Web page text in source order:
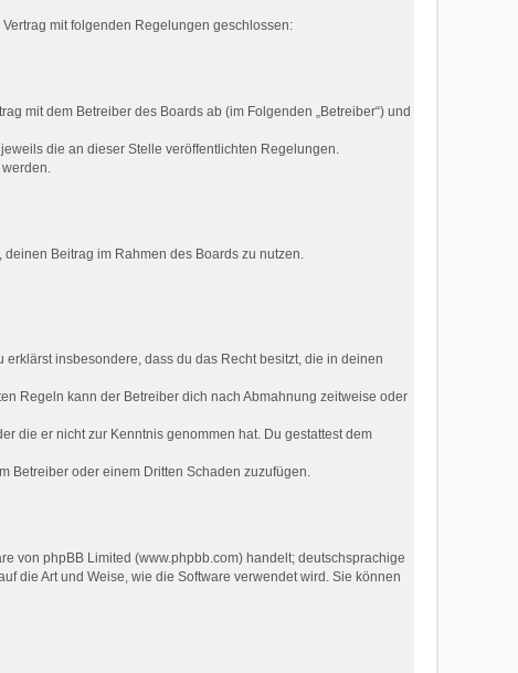
Vertrag mit folgenden Regelungen geschlossen:
mit dem Betreiber des Boards ab (im Folgenden „Betreiber“) und
die an dieser Stelle veröffentlichten Regelungen.
Beitrag im Rahmen des Boards zu nutzen.
insbesondere, dass du das Recht besitzt, die in deinen
Regeln kann der Betreiber dich nach Abmahnung zeitweise oder
die er nicht zur Kenntnis genommen hat. Du gestattest dem
Betreiber oder einem Dritten Schaden zuzufügen.
von phpBB Limited (www.phpbb.com) handelt; deutschsprachige
die Art und Weise, wie die Software verwendet wird. Sie können